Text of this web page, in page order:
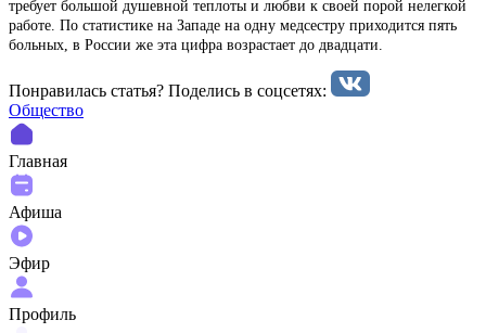
требует большой душевной теплоты и любви к своей порой нелегкой
работе. По статистике на Западе на одну медсестру приходится пять
больных, в России же эта цифра возрастает до двадцати.
Понравилась статья? Поделиcь в соцсетях:
Общество
Главная
Афиша
Эфир
Профиль